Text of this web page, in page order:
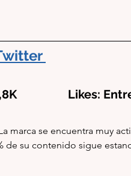
Likes:
marca se encuentra muy
de su contenido sigue